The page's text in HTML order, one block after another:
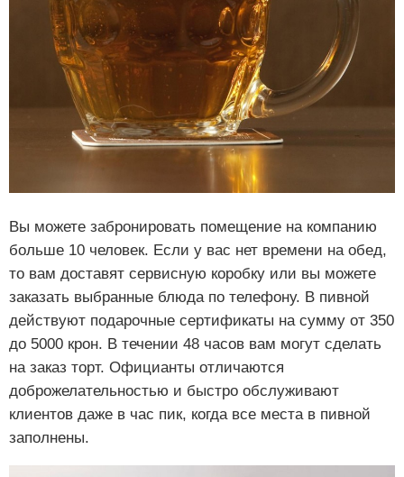
Вы можете забронировать помещение на компанию
больше 10 человек. Если у вас нет времени на обед,
то вам доставят сервисную коробку или вы можете
заказать выбранные блюда по телефону. В пивной
действуют подарочные сертификаты на сумму от 350
до 5000 крон. В течении 48 часов вам могут сделать
на заказ торт. Официанты отличаются
доброжелательностью и быстро обслуживают
клиентов даже в час пик, когда все места в пивной
заполнены.